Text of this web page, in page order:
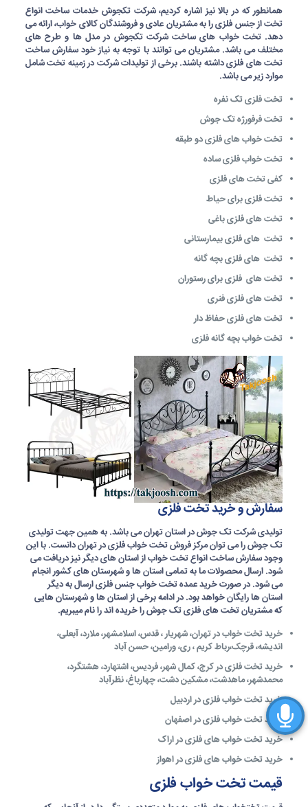
همانطور که در بالا نیز اشاره کردیم، شرکتتکجوش خدمات ساختانواع
تخت از جنس فلزیرا به مشتریان عادی وفروشندگان کالای خواب، ارائه می
دهد. تخت خواب های ساخت شرکت تکجوش در مدل ها و طرح های
مختلف می باشد. مشتریان می توانند با توجه به نیاز خود سفارش ساخت
تخت های فلزی داشته باشند. برخی از تولیدات شرکت در زمینه تخت شامل
موارد زیر می باشد.
تخت فلزی تک نفره
تخت فرفورژه تک جوش
تخت خواب های فلزی دو طبقه
تخت خواب فلزی ساده
کفی تخت های فلزی
تخت فلزی برای حیاط
تخت های فلزی باغی
تخت های فلزی بیمارستانی
تخت های فلزی بچه گانه
تخت های فلزی برای رستوران
تخت های فلزی فنری
تخت های فلزی حفاظ دار
تخت خواب بچه گانه فلزی
سفارش و خرید تخت فلزی
تولیدی شرکت تک جوش دراستان تهرانمی باشد. به همین جهتتولیدی
تک جوشرا می توانمرکز فروش تخت خواب فلزی در تهران دانست. با این
وجود سفارش ساخت انواع تخت خواب از استان های دیگر نیز دریافت می
شود. ارسال محصولات ما به تمامی استان ها و شهرستان های کشور انجام
می شود. در صورتخرید عمده تخت خواب جنس فلزیارسال به دیگر
استان ها رایگان خواهد بود. در ادامه برخی از استان ها و شهرستان هایی
که مشتریانتخت های فلزی تک جوشرا خریده اند را نام میبریم.
خرید تخت خواب در تهران، شهریار ، قدس، اسلامشهر، ملارد، آبعلی،
اندیشه، قرچک،رباط کریم ، ری، ورامین، حسن آباد
خرید تخت فلزی در کرج، کمال شهر، فردیس، اشتهارد، هشتگرد،
محمدشهر، ماهدشت، مشکین دشت، چهارباغ، نظرآباد
خرید تخت خواب فلزی در اردبیل
خرید تخت خواب فلزی در اصفهان
خرید تخت خواب های فلزی در اراک
خرید تخت خواب های فلزی در اهواز
قیمت تخت خواب فلزی